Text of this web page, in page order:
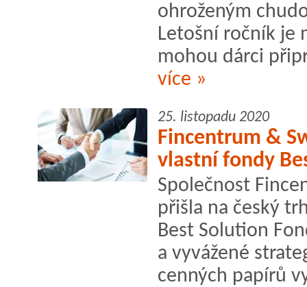
ohroženým
Letošní ročník je
mohou dárci
více »
25. listopadu 2020
Fincentrum &
vlastní fondy
Společnost
přišla na český
Best Solution
a vyvážené
cenných papírů